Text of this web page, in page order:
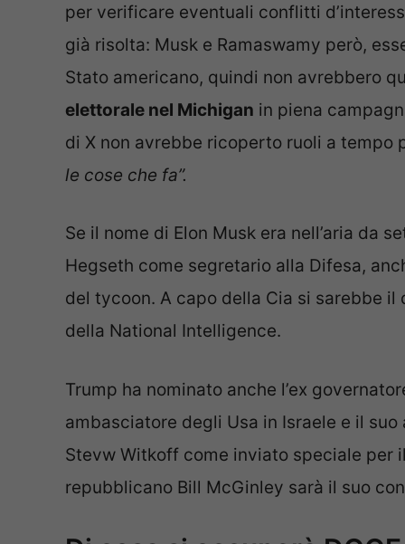
per verificare eventuali conflitti
già risolta: Musk e Ramaswamy però,
Stato americano, quindi non avrebbero
elettorale nel Michigan in piena
di X non avrebbe ricoperto ruoli a tempo
le cose che fa”.
Se il nome di Elon Musk era nell’aria da
Hegseth come segretario alla Difesa,
del tycoon. A capo della Cia si sarebbe
della National Intelligence.
Trump ha nominato anche l’ex
ambasciatore degli Usa in Israele e il
Stevw Witkoff come inviato speciale per
repubblicano Bill McGinley sarà il suo